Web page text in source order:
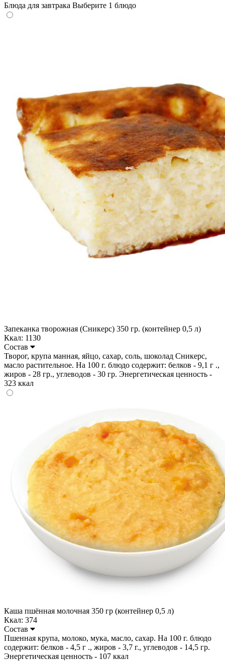
Блюда для завтрака Выберите 1 блюдо
Запеканка творожная (Сникерс) 350 гр. (контейнер 0,5 л)
Ккал: 1130
Состав
Творог, крупа манная, яйцо, сахар, соль, шоколад Сникерс,
масло растительное. На 100 г. блюдо содержит: белков - 9,1 г .,
жиров - 28 гр., углеводов - 30 гр. Энергетическая ценность -
323 ккал
Каша пшённая молочная 350 гр (контейнер 0,5 л)
Ккал: 374
Состав
Пшенная крупа, молоко, мука, масло, сахар. На 100 г. блюдо
содержит: белков - 4,5 г ., жиров - 3,7 г., углеводов - 14,5 гр.
Энергетическая ценность - 107 ккал